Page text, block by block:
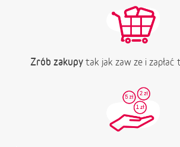
Zrób zakupytak jak zaw ze i zapłać